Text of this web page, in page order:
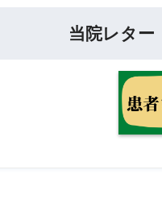
当院レター